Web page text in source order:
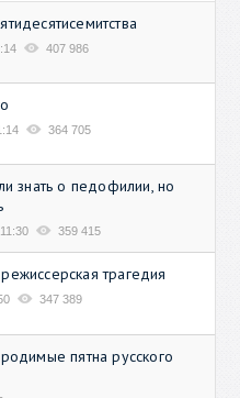
407 986
364 705
знать о педофилии, но
11:30 359 415
трагедия
347 389
пятна русского